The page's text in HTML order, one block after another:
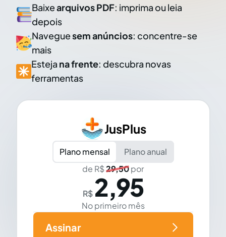
Baixearquivos PDF: imprima ou leia
depois
Naveguesem anúncios: concentre-se
mais
Esteja na frente: descubra novas
ferramentas
JusPlus
Plano mensal
Plano anual
de R$29,50por
R$ 2,95
No primeiro mês
Assinar